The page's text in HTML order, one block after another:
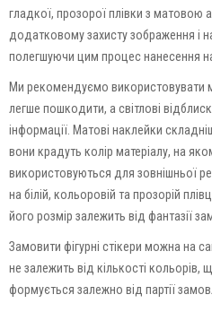
гладкої, прозорої плівки з
додатковому захисту зображення і
полегшуючи цим процес нанесення
Ми рекомендуємо використовувати
легше пошкодити, а світлові
інформації. Матові наклейки
вони крадуть колір матеріалу, на
використовуються для зовнішньої
на білій, кольоровій та прозорій
його розмір залежить від фантазії
Замовити фігурні стікери можна на
не залежить від кількості
формується залежно від партії